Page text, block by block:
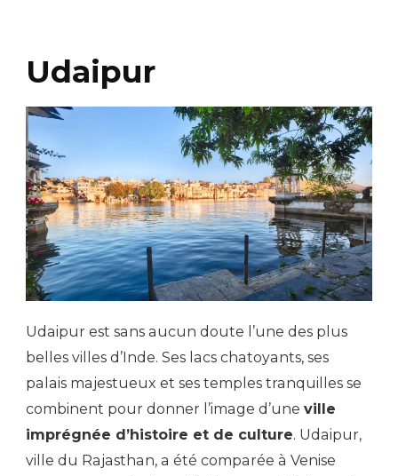
Udaipur
Udaipur est sans aucun doute l’une des plus
belles villes d’Inde. Ses lacs chatoyants, ses
palais majestueux et ses temples tranquilles se
combinent pour donner l’image d’une ville
imprégnée d’histoire et de culture. Udaipur,
ville du Rajasthan, a été comparée à Venise